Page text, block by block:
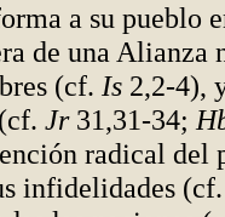
a su pueblo
de una Alianza
(cf. Is 2,2-4),
Jr31,31-34;
radical del
infidelidades